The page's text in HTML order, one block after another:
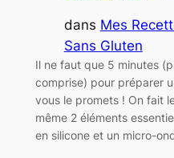
dans Mes
Sans Gluten
Il ne faut que 5 minutes
comprise) pour préparer
vous le promets ! On fait
même 2 éléments
en silicone et un micro-